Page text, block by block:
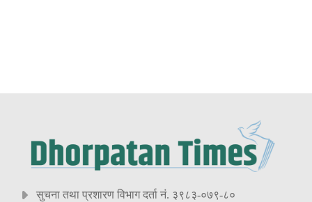
सुचना तथा प्रशारण विभाग दर्ता नं. ३९८३-०७९-८०